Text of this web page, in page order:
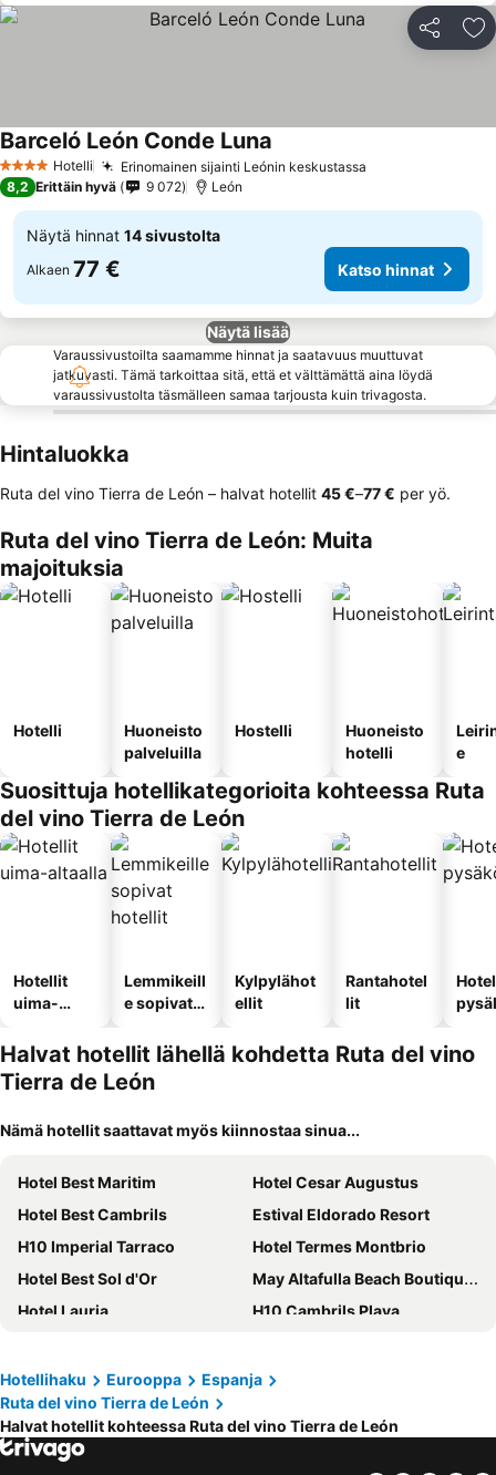
Jaa
4 Tähtiluokitus
Hotelli Erinomainen sijainti Leónin keskustassa
Barceló León Conde Luna
8,2 Erittäin hyvä 9 072 León
Näytä hinnat 14 sivustolta
Alkaen 77 € Katso hinnat
Näytä lisää
Varaussivustoilta saamamme hinnat ja saatavuus muuttuvat
jatkuvasti. Tämä tarkoittaa sitä, että et välttämättä aina löydä
varaussivustolta täsmälleen samaa tarjousta kuin trivagosta.
Hintaluokka
Ruta del vino Tierra de León – halvat hotellit ‎45 €–‎77 € per yö.
Ruta del vino Tierra de León: Muita
majoituksia
Hotelli
Huoneisto
palveluilla
Hostelli
Huoneisto
hotelli
e
Suosittuja hotellikategorioita kohteessa Ruta
del vino Tierra de León
Hotellit
uima-
Lemmikeill
e sopivat
Kylpylähot
ellit
Rantahotel
lit
Halvat hotellit lähellä kohdetta Ruta del vino
Tierra de León
Nämä hotellit saattavat myös kiinnostaa sinua...
Hotel Best Maritim
Hotel Cesar Augustus
Hotel Best Cambrils
Estival Eldorado Resort
H10 Imperial Tarraco
Hotel Termes Montbrio
Hotel Best Sol d'Or
May Altafulla Beach Boutique Hotel
Hotel Lauria
H10 Cambrils Playa
Hotel Augustus
Hotel Palas Pineda
Altafulla Mar Hotel
Hotel Pigal
Estival Park Almaris
PortAventura Hotel Gold River
Hotellihaku Eurooppa
Espanja
Ruta del vino Tierra de León
Halvat hotellit kohteessa Ruta del vino Tierra de León